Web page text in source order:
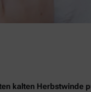
kalten Herbstwinde